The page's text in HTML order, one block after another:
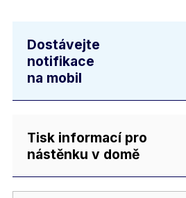
Dostávejte
notifikace
na mobil
Tisk informací pro
nástěnku v domě